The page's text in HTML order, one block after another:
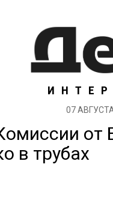
07
от
в трубах